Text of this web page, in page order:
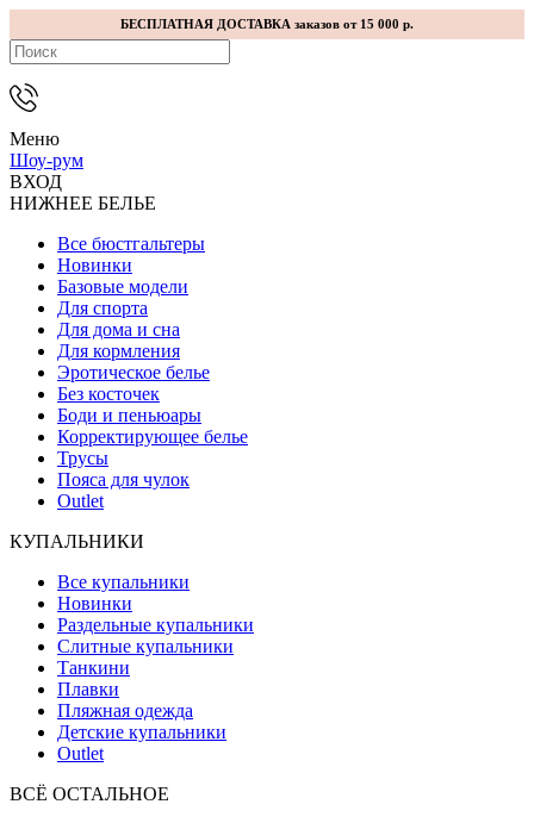
БЕСПЛАТНАЯ ДОСТАВКА заказов от 15 000 р.
Меню
Шоу-рум
ВХОД
НИЖНЕЕ БЕЛЬЕ
Все бюстгальтеры
Новинки
Базовые модели
Для спорта
Для дома и сна
Для кормления
Эротическое белье
Без косточек
Боди и пеньюары
Корректирующее белье
Трусы
Пояса для чулок
Outlet
КУПАЛЬНИКИ
Все купальники
Новинки
Раздельные купальники
Слитные купальники
Танкини
Плавки
Пляжная одежда
Детские купальники
Outlet
ВCЁ ОСТАЛЬНОЕ